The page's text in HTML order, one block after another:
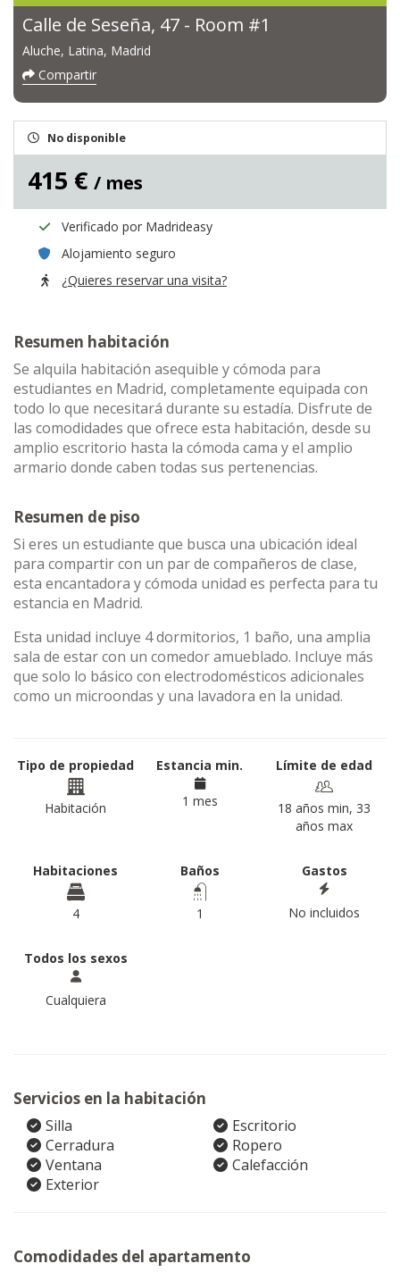
Calle de Seseña, 47 - Room #1
Aluche, Latina, Madrid
Compartir
No disponible
415 € / mes
Verificado por Madrideasy
Alojamiento seguro
¿Quieres reservar una visita?
Resumen habitación
Se alquila habitación asequible y cómoda para
estudiantes en Madrid, completamente equipada con
todo lo que necesitará durante su estadía. Disfrute de
las comodidades que ofrece esta habitación, desde su
amplio escritorio hasta la cómoda cama y el amplio
armario donde caben todas sus pertenencias.
Resumen de piso
Si eres un estudiante que busca una ubicación ideal
para compartir con un par de compañeros de clase,
esta encantadora y cómoda unidad es perfecta para tu
estancia en Madrid.
Esta unidad incluye 4 dormitorios, 1 baño, una amplia
sala de estar con un comedor amueblado. Incluye más
que solo lo básico con electrodomésticos adicionales
como un microondas y una lavadora en la unidad.
Tipo de propiedad
Habitación
Estancia min.
1 mes
Límite de edad
18 años min, 33
años max
Habitaciones
4
Baños
1
Gastos
No incluidos
Todos los sexos
Cualquiera
Servicios en la habitación
Silla
Escritorio
Cerradura
Ropero
Ventana
Calefacción
Exterior
Comodidades del apartamento